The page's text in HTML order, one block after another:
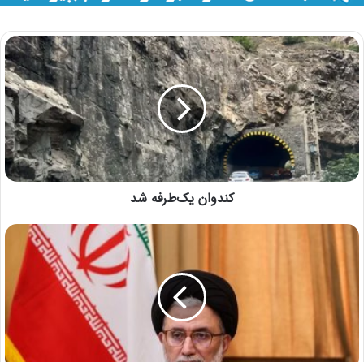
کندوان یک‌طرفه شد